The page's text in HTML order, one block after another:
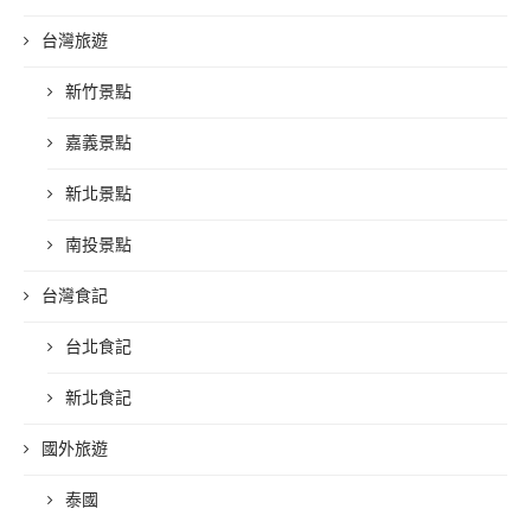
台灣旅遊
新竹景點
嘉義景點
新北景點
南投景點
台灣食記
台北食記
新北食記
國外旅遊
泰國